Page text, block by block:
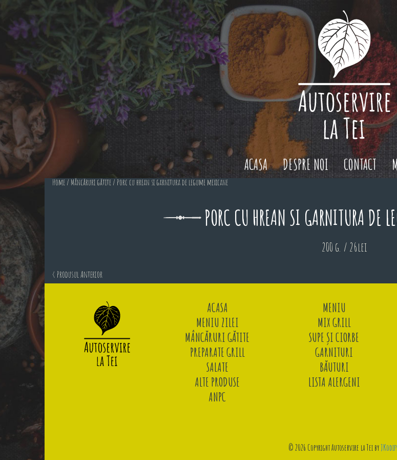
ACASA DESPRE NOI CONTACT
Home / Mâncăruri gătite / Porc cu hrean si garnitura de legume mexicane
PORC CU HREAN SI GARNITURA DE
200 g. / 26lei
< Produsul Anterior
ACASA
MENIU
MENIU ZILEI
MIX GRILL
MÂNCĂRURI GĂTITE
SUPE ȘI CIORBE
PREPARATE GRILL
GARNITURI
SALATE
BĂUTURI
ALTE PRODUSE
LISTA ALERGENI
ANPC
© 2026 Copyright Autoservire la Tei by